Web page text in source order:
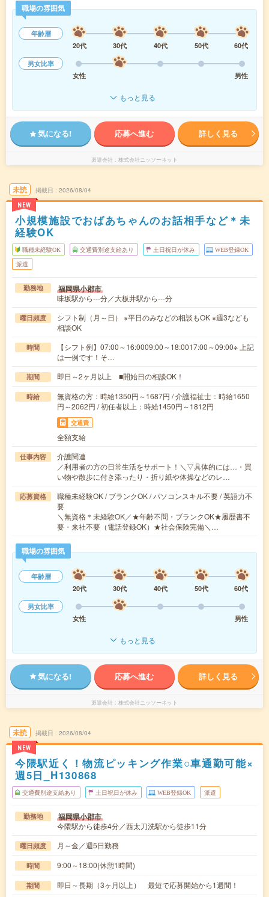
職場の雰囲気
年齢層
20代
30代 40代 50代
60代
男女比率
女性
男性
もっと見る
気になる! 応募へ進む 詳しく見る
派遣会社 株式会社ニッソーネット
未読
NEW
掲載日 2026/08/04
小規模施設でおばあちゃんのお話相手など＊未
経験OK
職種未経験OK 交通費別途支給あり 土日祝日が休み WEB登録OK
派遣
勤務地 福岡県小郡市
味坂駅から---分／大板井駅から---分
曜日頻度
シフト制（月～日） ※平日のみなどの相談もOK ※週3なども
相談OK
時間
【シフト例】07:00～16:0009:00～18:0017:00～09:00※ 上記
は一例です！そ…
期間 即日～2ヶ月以上 ■開始日の相談OK！
時給
無資格の方：時給1350円～1687円 / 介護福祉士：時給1650
円～2062円 / 初任者以上：時給1450円～1812円
交通費
全額支給
仕事内容
介護関連
／利用者の方の日常生活をサポート！＼▽具体的には…・買
い物や散歩に付き添ったり・折り紙や体操などのレ…
応募資格
職種未経験OK / ブランクOK / パソコンスキル不要 / 英語力不
要
＼無資格＊未経験OK／★年齢不問・ブランクOK★履歴書不
要・来社不要（電話登録OK）★社会保険完備＼…
職場の雰囲気
年齢層
20代
30代 40代 50代
60代
男女比率
女性
男性
もっと見る
気になる! 応募へ進む 詳しく見る
派遣会社 株式会社ニッソーネット
未読
NEW
掲載日 2026/08/04
今隈駅近く！物流ピッキング作業○車通勤可能×
週5日_H130868
交通費別途支給あり 土日祝日が休み WEB登録OK 派遣
勤務地 福岡県小郡市
今隈駅から徒歩4分／西太刀洗駅から徒歩11分
曜日頻度 月～金／週5日勤務
時間 9:00～18:00(休憩1時間)
期間 即日～長期（3ヶ月以上） 最短で応募開始から1週間！